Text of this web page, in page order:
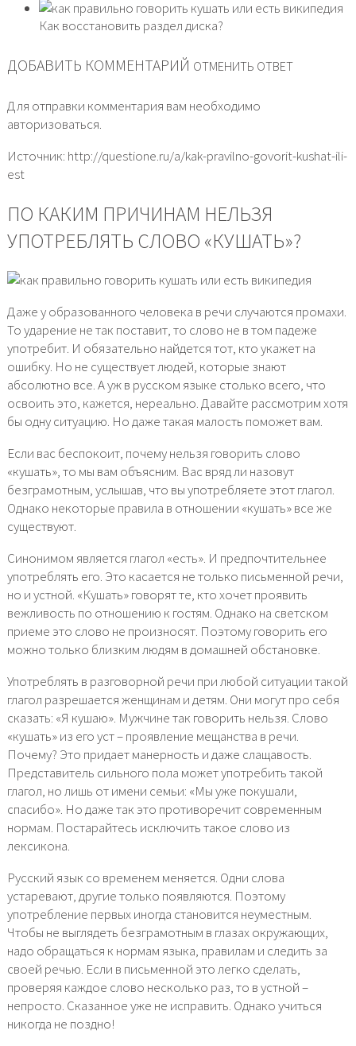
Как восстановить раздел диска?
ДОБАВИТЬ КОММЕНТАРИЙ ОТМЕНИТЬ ОТВЕТ
Для отправки комментария вам необходимо
авторизоваться.
Источник: http://questione.ru/a/kak-pravilno-govorit-kushat-ili-
est
ПО КАКИМ ПРИЧИНАМ НЕЛЬЗЯ
УПОТРЕБЛЯТЬ СЛОВО «КУШАТЬ»?
Даже у образованного человека в речи случаются промахи.
То ударение не так поставит, то слово не в том падеже
употребит. И обязательно найдется тот, кто укажет на
ошибку. Но не существует людей, которые знают
абсолютно все. А уж в русском языке столько всего, что
освоить это, кажется, нереально. Давайте рассмотрим хотя
бы одну ситуацию. Но даже такая малость поможет вам.
Если вас беспокоит, почему нельзя говорить слово
«кушать», то мы вам объясним. Вас вряд ли назовут
безграмотным, услышав, что вы употребляете этот глагол.
Однако некоторые правила в отношении «кушать» все же
существуют.
Синонимом является глагол «есть». И предпочтительнее
употреблять его. Это касается не только письменной речи,
но и устной. «Кушать» говорят те, кто хочет проявить
вежливость по отношению к гостям. Однако на светском
приеме это слово не произносят. Поэтому говорить его
можно только близким людям в домашней обстановке.
Употреблять в разговорной речи при любой ситуации такой
глагол разрешается женщинам и детям. Они могут про себя
сказать: «Я кушаю». Мужчине так говорить нельзя. Слово
«кушать» из его уст – проявление мещанства в речи.
Почему? Это придает манерность и даже слащавость.
Представитель сильного пола может употребить такой
глагол, но лишь от имени семьи: «Мы уже покушали,
спасибо». Но даже так это противоречит современным
нормам. Постарайтесь исключить такое слово из
лексикона.
Русский язык со временем меняется. Одни слова
устаревают, другие только появляются. Поэтому
употребление первых иногда становится неуместным.
Чтобы не выглядеть безграмотным в глазах окружающих,
надо обращаться к нормам языка, правилам и следить за
своей речью. Если в письменной это легко сделать,
проверяя каждое слово несколько раз, то в устной –
непросто. Сказанное уже не исправить. Однако учиться
никогда не поздно!